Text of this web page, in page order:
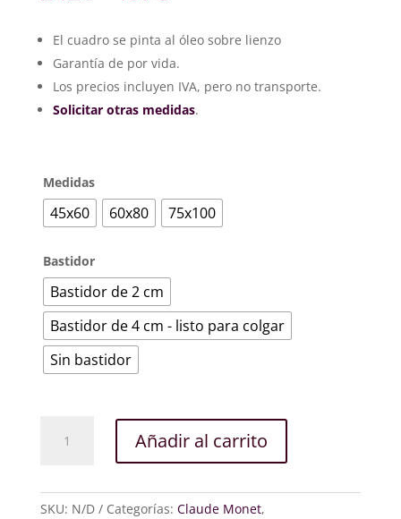
de
precios:
desde
242€
hasta
407€
El cuadro se pinta al óleo sobre lienzo
Garantía de por vida.
Los precios incluyen IVA, pero no transporte.
Solicitar otras medidas.
Medidas
45x60 60x80 75x100
Bastidor
Bastidor de 2 cm
Bastidor de 4 cm - listo para colgar
Sin bastidor
jardín
en
Añadir al carrito
SKU: N/D Categorías: Claude Monet,